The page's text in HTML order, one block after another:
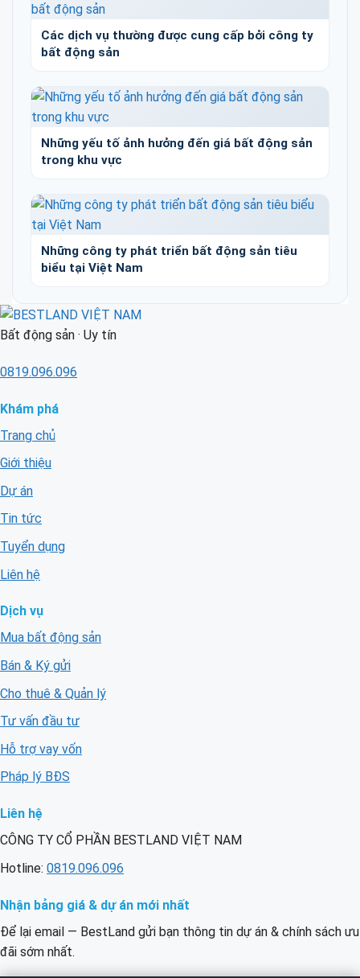
Các dịch vụ thường được cung cấp bởi công ty
bất động sản
Những yếu tố ảnh hưởng đến giá bất động sản
trong khu vực
Những công ty phát triển bất động sản tiêu
biểu tại Việt Nam
Bất động sản · Uy tín
0819.096.096
Khám phá
Trang chủ
Giới thiệu
Dự án
Tin tức
Tuyển dụng
Liên hệ
Dịch vụ
Mua bất động sản
Bán & Ký gửi
Cho thuê & Quản lý
Tư vấn đầu tư
Hỗ trợ vay vốn
Pháp lý BĐS
Liên hệ
CÔNG TY CỔ PHẦN BESTLAND VIỆT NAM
Hotline: 0819.096.096
Nhận bảng giá & dự án mới nhất
Để lại email — BestLand gửi bạn thông tin dự án & chính sách ưu
đãi sớm nhất.